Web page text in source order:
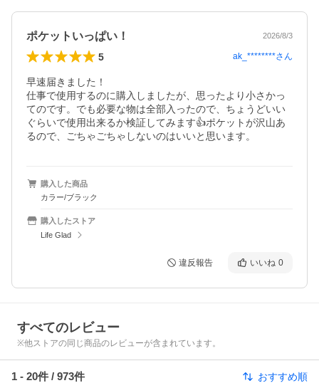
ポケットいっぱい！ 2026/8/3
5 ak_********さん
早速届きました！
仕事で使用するのに購入しましたが、思ったより小さかっ
てのです。でも必要な物は全部入ったので、ちょうどいい
ぐらいで使用出来るか検証してみます👍ポケットが沢山あ
るので、ごちゃごちゃしないのはいいと思います。
購入した商品
カラー/ブラック
購入したストア
Life Glad
違反報告 いいね 0
すべてのレビュー
※他ストアの同じ商品のレビューが含まれています。
1 - 20件 / 973件 おすすめ順